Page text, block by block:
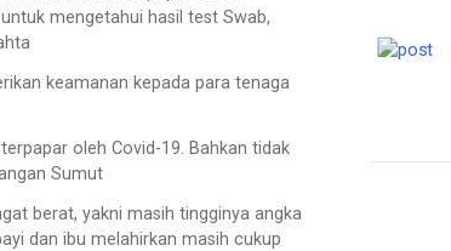
mengetahui hasil test Swab,
keamanan kepada para tenaga
oleh Covid-19. Bahkan tidak
Sumut
berat, yakni masih tingginya angka
dan ibu melahirkan masih cukup